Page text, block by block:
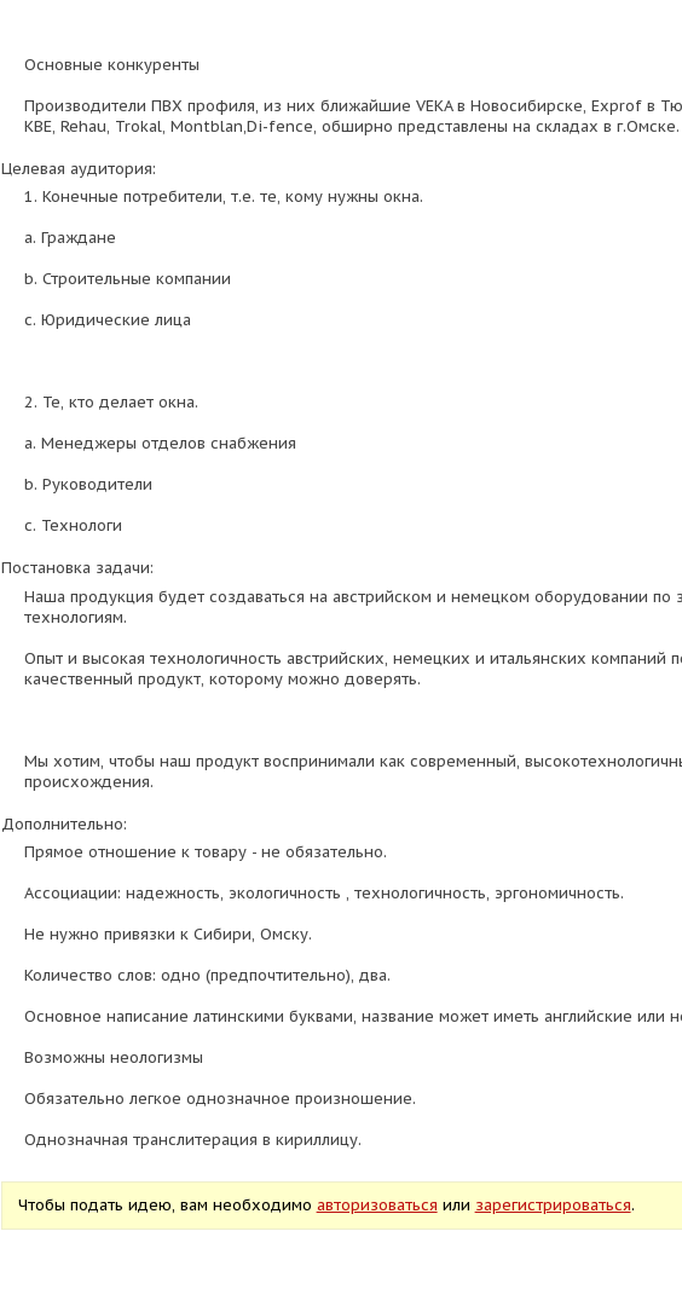
Основные конкуренты
Производители ПВХ профиля, из них ближайшие VEKA в Новосибирске, Exprof в
KBE, Rehau, Trokal, Montblan,Di-fence, обширно представлены на складах в г.Омске.
Целевая аудитория:
1. Конечные потребители, т.е. те, кому нужны окна.
a. Граждане
b. Строительные компании
c. Юридические лица
2. Те, кто делает окна.
a. Менеджеры отделов снабжения
b. Руководители
c. Технологи
Постановка задачи:
Наша продукция будет создаваться на австрийском и немецком оборудовании по
технологиям.
Опыт и высокая технологичность австрийских, немецких и итальянских компаний
качественный продукт, которому можно доверять.
Мы хотим, чтобы наш продукт воспринимали как современный,
происхождения.
Дополнительно:
Прямое отношение к товару - не обязательно.
Ассоциации: надежность, экологичность , технологичность, эргономичность.
Не нужно привязки к Сибири, Омску.
Количество слов: одно (предпочтительно), два.
Основное написание латинскими буквами, название может иметь английские или
Возможны неологизмы
Обязательно легкое однозначное произношение.
Однозначная транслитерация в кириллицу.
Чтобы подать идею, вам необходимо авторизоваться или зарегистрироваться.